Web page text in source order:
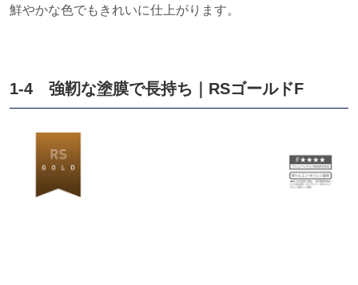
鮮やかな色でもきれいに仕上がります。
1-4 強靭な塗膜で長持ち｜ RSゴールドF